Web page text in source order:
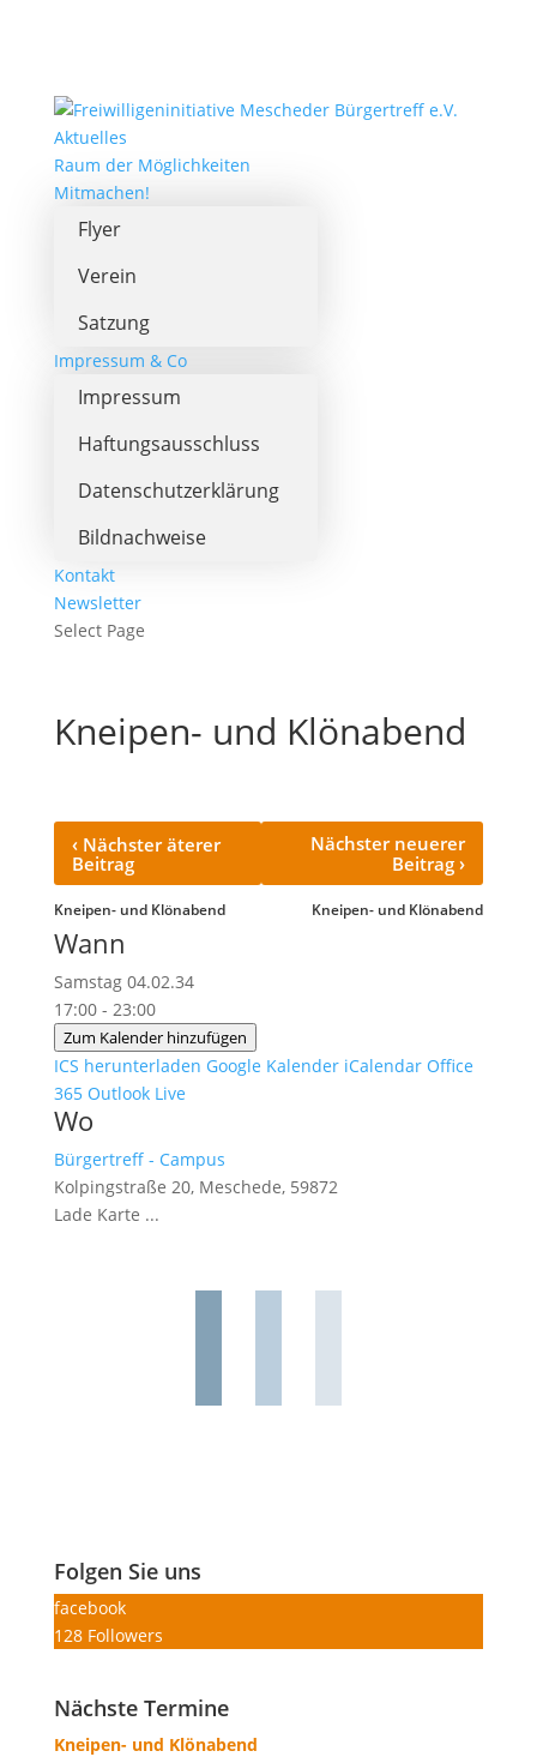
Aktuelles
Raum der Möglichkeiten
Mitmachen!
Flyer
Verein
Satzung
Impressum & Co
Impressum
Haftungsausschluss
Datenschutzerklärung
Bildnachweise
Kontakt
Newsletter
Select Page
Kneipen- und Klönabend
‹Nächster äterer
Beitrag
Kneipen- und Klönabend
Nächster neuerer
Beitrag›
Kneipen- und Klönabend
Wann
Samstag 04.02.34
17:00 - 23:00
Zum Kalender hinzufügen
ICS herunterladen Google Kalender iCalendar Office
365 Outlook Live
Wo
Bürgertreff - Campus
Kolpingstraße 20, Meschede, 59872
Lade Karte ...
Folgen Sie uns
facebook
128 Followers
Nächste Termine
Kneipen- und Klönabend